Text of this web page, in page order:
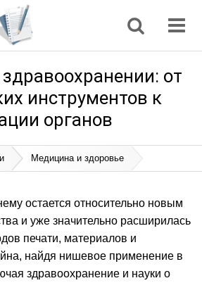
от
инструментов к
органов
Медицина и здоровье
остается относительно новым
и уже значительно расширилась
печати, материалов и
найдя нишевое применение в
здравоохранение и науки о